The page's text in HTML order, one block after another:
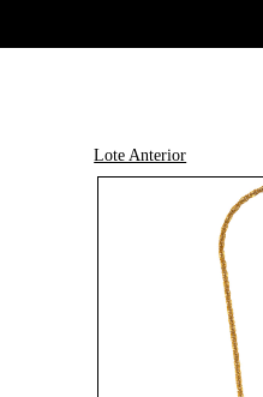
Lote Anterior